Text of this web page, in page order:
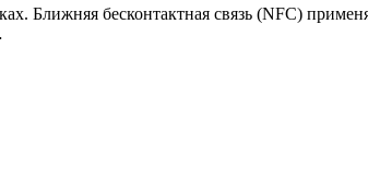
Ближняя бесконтактная связь (NFC)